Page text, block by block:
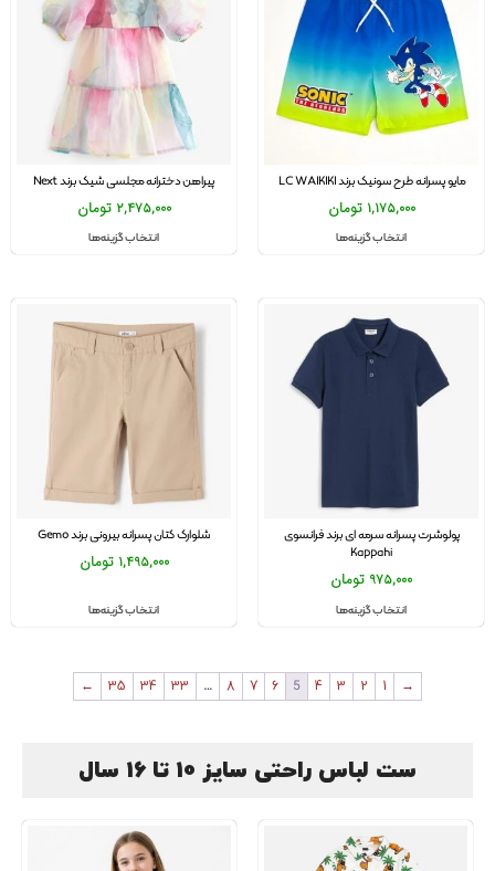
مایو پسرانه طرح سونیک برند LC WAIKIKI
1,175,000 تومان
انتخاب گزینه‌ها
پیراهن دخترانه مجلسی شیک برند Next
2,475,000 تومان
انتخاب گزینه‌ها
پولوشرت پسرانه سرمه ای برند فرانسوی
Kappahi
975,000 تومان
انتخاب گزینه‌ها
شلوارک کتان پسرانه بیرونی برند Gemo
1,495,000 تومان
انتخاب گزینه‌ها
→
1
2
3
4
5
6
7
8
…
33
34
35
←
ست لباس راحتی سایز 10 تا 16 سال